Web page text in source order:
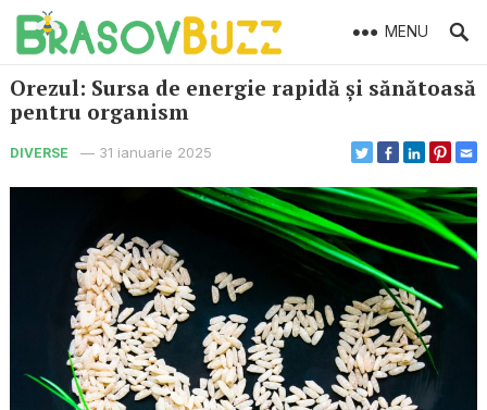
MENU
Orezul: Sursa de energie rapidă și sănătoasă
pentru organism
DIVERSE — 31 ianuarie 2025